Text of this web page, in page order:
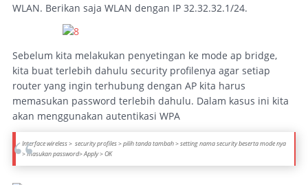
WLAN. Berikan saja WLAN dengan IP 32.32.32.1/24.
Sebelum kita melakukan penyetingan ke mode ap bridge,
kita buat terlebih dahulu security profilenya agar setiap
router yang ingin terhubung dengan AP kita harus
memasukan password terlebih dahulu. Dalam kasus ini kita
akan menggunakan autentikasi WPA
Interface wireless > security profiles > pilih tanda tambah > setting nama security beserta mode nya
> masukan password> Apply > OK